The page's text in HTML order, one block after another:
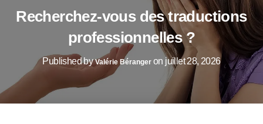
Recherchez-vous des traductions
professionnelles ?
Published byValérie Bérangeron juillet 28, 2026